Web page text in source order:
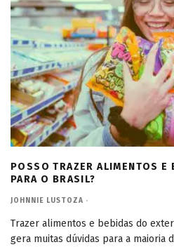
POSSO TRAZER ALIMENTOS E
PARA O BRASIL?
JOHNNIE LUSTOZA ·
Trazer alimentos e bebidas do
gera muitas dúvidas para a maioria